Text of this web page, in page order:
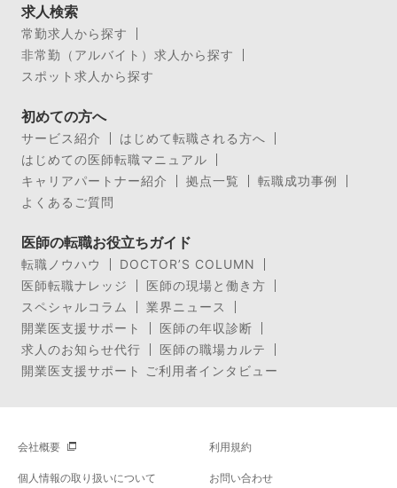
求人検索
常勤求人から探す
非常勤（アルバイト）求人から探す
スポット求人から探す
初めての方へ
サービス紹介
はじめて転職される方へ
はじめての医師転職マニュアル
キャリアパートナー紹介
拠点一覧
転職成功事例
よくあるご質問
医師の転職お役立ちガイド
転職ノウハウ
DOCTOR’S COLUMN
医師転職ナレッジ
医師の現場と働き方
スペシャルコラム
業界ニュース
開業医支援サポート
医師の年収診断
求人のお知らせ代行
医師の職場カルテ
開業医支援サポート ご利用者インタビュー
会社概要 利用規約
個人情報の取り扱いについて お問い合わせ